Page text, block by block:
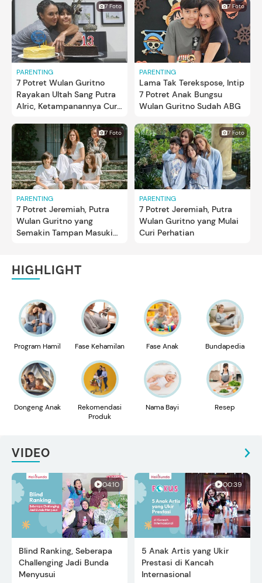
7 Foto
PARENTING
7 Potret Wulan Guritno
Rayakan Ultah Sang Putra
Alric, Ketampanannya Curi
7 Foto
PARENTING
Lama Tak Terekspose, Intip
7 Potret Anak Bungsu
Wulan Guritno Sudah ABG
7 Foto
PARENTING
7 Potret Jeremiah, Putra
Wulan Guritno yang
Semakin Tampan Masuki
7 Foto
PARENTING
7 Potret Jeremiah, Putra
Wulan Guritno yang Mulai
Curi Perhatian
HIGHLIGHT
Program Hamil Fase Kehamilan Fase Anak Bundapedia
Dongeng Anak
Rekomendasi
Produk
Nama Bayi Resep
VIDEO
04:10
Blind Ranking, Seberapa
Challenging Jadi Bunda
Menyusui
00:39
5 Anak Artis yang Ukir
Prestasi di Kancah
Internasional